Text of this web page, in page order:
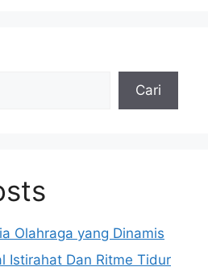
Cari
Olahraga yang Dinamis
Istirahat Dan Ritme Tidur